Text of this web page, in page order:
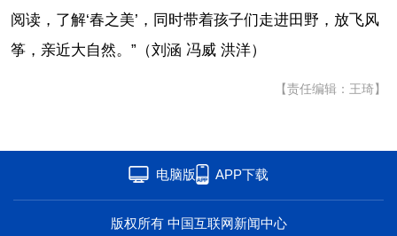
阅读，了解‘春之美’，同时带着孩子们走进田野，放飞风
筝，亲近大自然。”（刘涵 冯威 洪洋）
【责任编辑：王琦】
电脑版 APP下载
版权所有 中国互联网新闻中心